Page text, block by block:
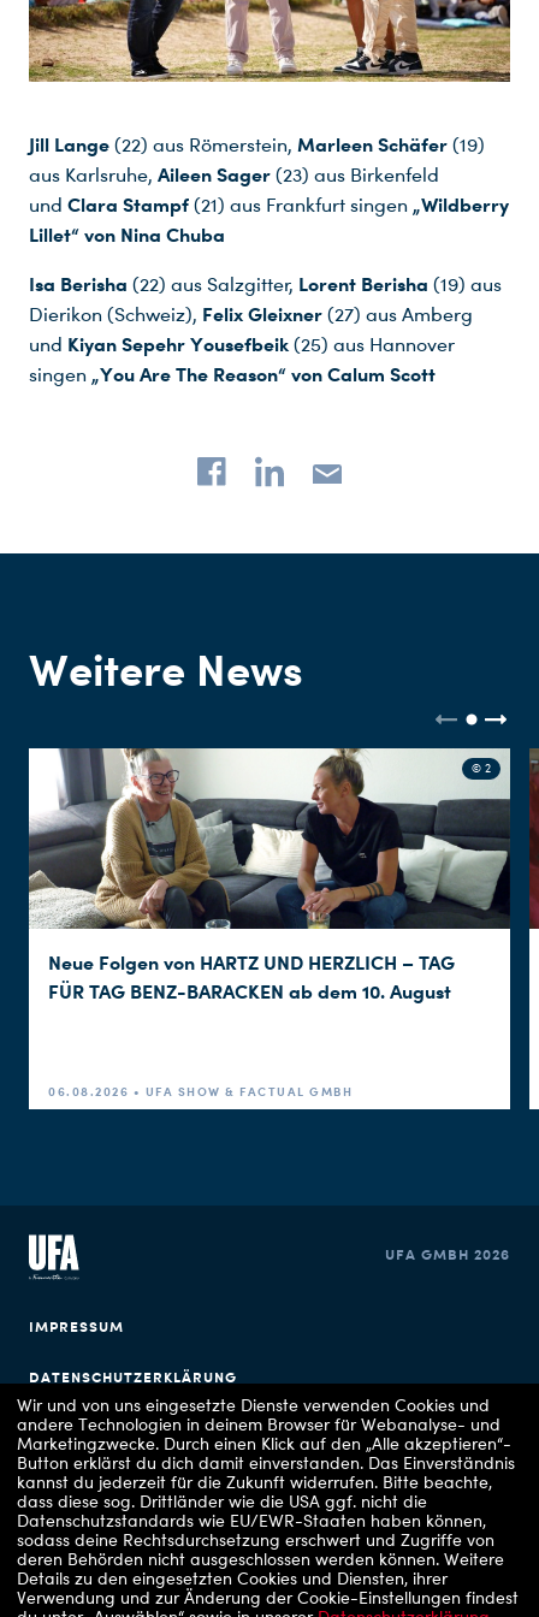
Jill Lange (22) aus Römerstein, Marleen Schäfer (19)
aus Karlsruhe, Aileen Sager (23) aus Birkenfeld
und Clara Stampf (21) aus Frankfurt singen „Wildberry
Lillet“ von Nina Chuba
Isa Berisha (22) aus Salzgitter, Lorent Berisha (19) aus
Dierikon (Schweiz), Felix Gleixner (27) aus Amberg
und Kiyan Sepehr Yousefbeik (25) aus Hannover
singen „You Are The Reason“ von Calum Scott
Weitere News
© 2
Neue Folgen von HARTZ UND HERZLICH – TAG
FÜR TAG BENZ-BARACKEN ab dem 10. August
06.08.2026 • UFA SHOW & FACTUAL GMBH
IMPRESSUM
DATENSCHUTZERKLÄRUNG
COOKIE EINSTELLUNGEN
UFA GMBH 2026
Copyrights: 1 - RTL/Stefan Gregorowius, 2 - RTLZWEI / UFA Show & Factual, 3 - VOX /
Wir und von uns eingesetzte Dienste verwenden Cookies und
andere Technologien in deinem Browser für Webanalyse- und
Marketingzwecke. Durch einen Klick auf den „Alle akzeptieren“-
Button erklärst du dich damit einverstanden. Das Einverständnis
kannst du jederzeit für die Zukunft widerrufen. Bitte beachte,
dass diese sog. Drittländer wie die USA ggf. nicht die
Datenschutzstandards wie EU/EWR-Staaten haben können,
sodass deine Rechtsdurchsetzung erschwert und Zugriffe von
deren Behörden nicht ausgeschlossen werden können. Weitere
Details zu den eingesetzten Cookies und Diensten, ihrer
Verwendung und zur Änderung der Cookie-Einstellungen findest